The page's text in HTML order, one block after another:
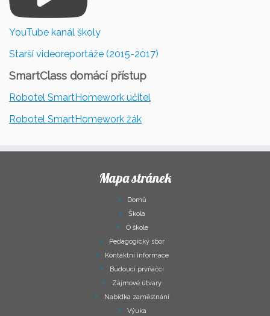
YouTube kanál školy
Starší videoreportáže (2015-2017)
SmartClass domácí přístup
Robotel SmartHomework učitel
Robotel SmartHomework žák
Mapa stránek
Domů
Škola
O škole
Pedagogický sbor
Kontaktní informace
Budoucí prvňáčci
Zájmové útvary
Nabídka zaměstnání
Výuka